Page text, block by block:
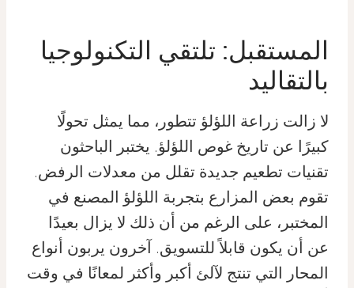
المستقبل: تلتقي التكنولوجيا
بالتقاليد
لا زالت زراعة اللؤلؤ تتطور، مما يمثل تحولًا
كبيرًا عن تاريخ غوص اللؤلؤ. يختبر الباحثون
تقنيات تطعيم جديدة تقلل من معدلات الرفض.
تقوم بعض المزارع بتجربة اللؤلؤ المصنع في
المختبر، على الرغم من أن ذلك لا يزال بعيدًا
عن أن يكون قابلاً للتسويق. آخرون يربون أنواع
المحار التي تنتج لآلئ أكبر وأكثر لمعانًا في وقت